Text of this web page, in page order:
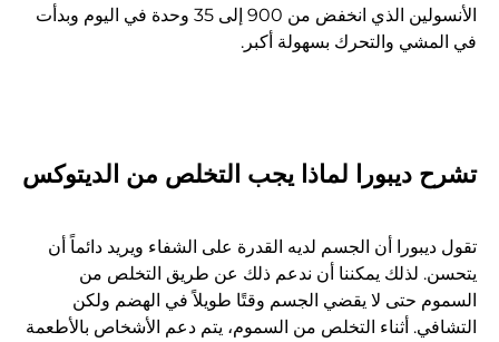
الأنسولين الذي انخفض من 900 إلى 35 وحدة في اليوم وبدأت
في المشي والتحرك بسهولة أكبر.
تشرح ديبورا لماذا يجب التخلص من الديتوكس
تقول ديبورا أن الجسم لديه القدرة على الشفاء ويريد دائماً أن
يتحسن. لذلك يمكننا أن ندعم ذلك عن طريق التخلص من
السموم حتى لا يقضي الجسم وقتًا طويلاً في الهضم ولكن
التشافي. أثناء التخلص من السموم، يتم دعم الأشخاص بالأطعمة